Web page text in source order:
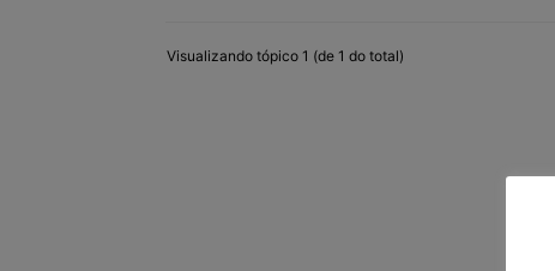
Visualizando tópico 1 (de 1 do total)